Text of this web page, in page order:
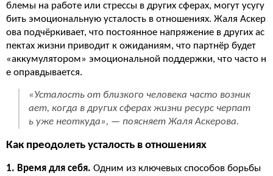
блемы на работе или стрессы в других сферах, могут усугу
бить эмоциональную усталость в отношениях. Жаля Аскер
ова подчёркивает, что постоянное напряжение в других ас
пектах жизни приводит к ожиданиям, что партнёр будет
«аккумулятором» эмоциональной поддержки, что часто н
е оправдывается.
«Усталость от близкого человека часто возник
ает, когда в других сферах жизни ресурс черпат
ь уже неоткуда», — поясняет Жаля Аскерова.
Как преодолеть усталость в отношениях
1. Время для себя. Одним из ключевых способов борьбы